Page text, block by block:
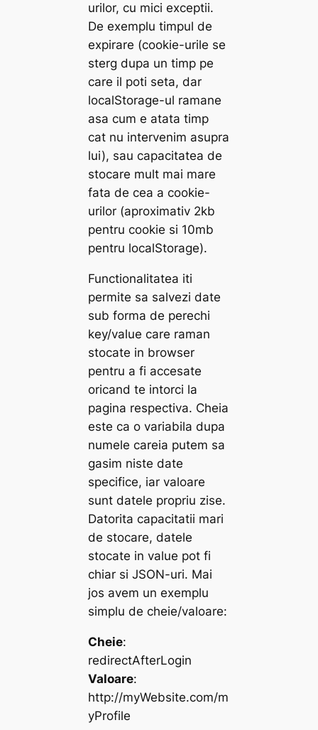
urilor, cu mici exceptii.
De exemplu timpul de
expirare (cookie-urile se
sterg dupa un timp pe
care il poti seta, dar
localStorage-ul ramane
asa cum e atata timp
cat nu intervenim asupra
lui), sau capacitatea de
stocare mult mai mare
fata de cea a cookie-
urilor (aproximativ 2kb
pentru cookie si 10mb
pentru localStorage).
Functionalitatea iti
permite sa salvezi date
sub forma de perechi
key/value care raman
stocate in browser
pentru a fi accesate
oricand te intorci la
pagina respectiva. Cheia
este ca o variabila dupa
numele careia putem sa
gasim niste date
specifice, iar valoare
sunt datele propriu zise.
Datorita capacitatii mari
de stocare, datele
stocate in value pot fi
chiar si JSON-uri. Mai
jos avem un exemplu
simplu de cheie/valoare:
Cheie:
redirectAfterLogin
Valoare:
http://myWebsite.com/m
yProfile